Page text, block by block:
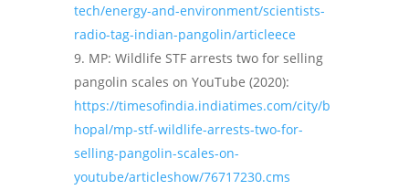
tech/energy-and-environment/scientists-
radio-tag-indian-pangolin/articleece
MP: Wildlife STF arrests two for selling
pangolin scales on YouTube (2020):
https://timesofindia.indiatimes.com/city/b
hopal/mp-stf-wildlife-arrests-two-for-
selling-pangolin-scales-on-
youtube/articleshow/76717230.cms